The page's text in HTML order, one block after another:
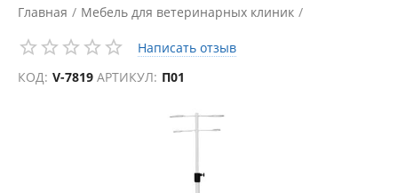
Главная / Мебель для ветеринарных клиник /
Ширмы и штативы
/Написать отзыв
КОД: V-7819 АРТИКУЛ: П01